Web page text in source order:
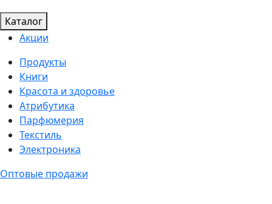
Каталог
Акции
Продукты
Книги
Красота и здоровье
Атрибутика
Парфюмерия
Текстиль
Электроника
Оптовые продажи